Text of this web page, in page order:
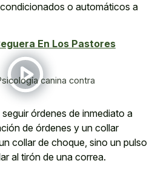
o automáticos a
En Los Pastores
canina contra
órdenes de inmediato a
de órdenes y un collar
collar de choque, sino un pulso
al tirón de una correa.